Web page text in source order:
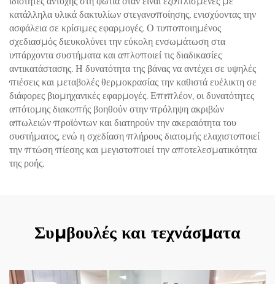
κατάλληλα υλικά δακτυλίων στεγανοποίησης, ενισχύοντας την
ασφάλεια σε κρίσιμες εφαρμογές. Ο τυποποιημένος
σχεδιασμός διευκολύνει την εύκολη ενσωμάτωση στα
υπάρχοντα συστήματα και απλοποιεί τις διαδικασίες
αντικατάστασης. Η δυνατότητα της βάνας να αντέχει σε υψηλές
πιέσεις και μεταβολές θερμοκρασίας την καθιστά ευέλικτη σε
διάφορες βιομηχανικές εφαρμογές. Επιπλέον, οι δυνατότητες
απότομης διακοπής βοηθούν στην πρόληψη ακριβών
απωλειών προϊόντων και διατηρούν την ακεραιότητα του
συστήματος, ενώ η σχεδίαση πλήρους διατομής ελαχιστοποιεί
την πτώση πίεσης και μεγιστοποιεί την αποτελεσματικότητα
της ροής.
Συμβουλές και τεχνάσματα